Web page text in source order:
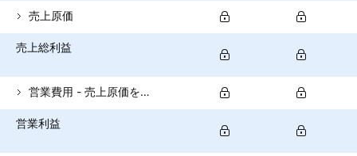
売上原価
売上総利益
営業費用 - 売上原価を除く
営業利益